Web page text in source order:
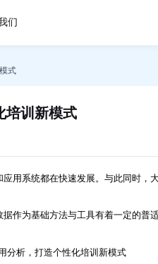
们
式
培训新模式
用系统都在快速发展。与此同时，
作为基础方法与工具有着一定的普